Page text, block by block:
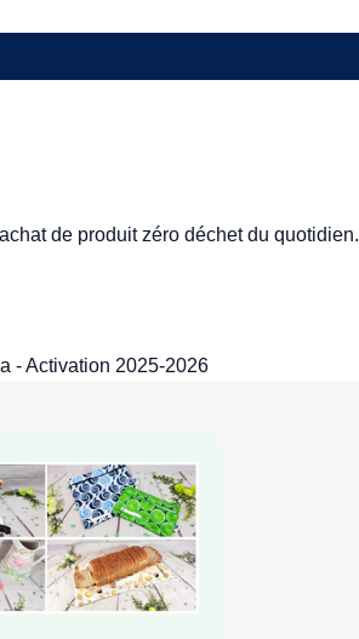
de produit zéro déchet du quotidien.